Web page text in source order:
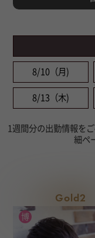
8/10（月)
8/13（木)
1週間分の出勤情報を
細ペ
Gold2
博